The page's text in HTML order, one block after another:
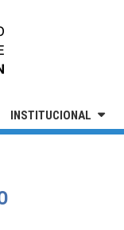
INSTITUCIONAL